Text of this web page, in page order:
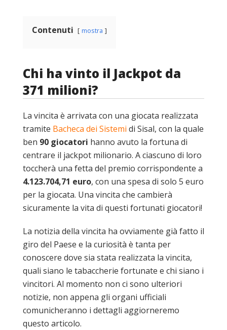
Contenuti mostra
Chi ha vinto il Jackpot da
371 milioni?
La vincita è arrivata con una giocata realizzata
tramite Bacheca dei Sistemi di Sisal, con la quale
ben 90 giocatori hanno avuto la fortuna di
centrare il jackpot milionario. A ciascuno di loro
toccherà una fetta del premio corrispondente a
4.123.704,71 euro, con una spesa di solo 5 euro
per la giocata. Una vincita che cambierà
sicuramente la vita di questi fortunati giocatori!
La notizia della vincita ha ovviamente già fatto il
giro del Paese e la curiosità è tanta per
conoscere dove sia stata realizzata la vincita,
quali siano le tabaccherie fortunate e chi siano i
vincitori. Al momento non ci sono ulteriori
notizie, non appena gli organi ufficiali
comunicheranno i dettagli aggiorneremo
questo articolo.